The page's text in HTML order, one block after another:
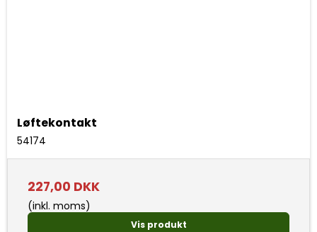
Løftekontakt
54174
227,00 DKK
(inkl. moms)
Vis produkt